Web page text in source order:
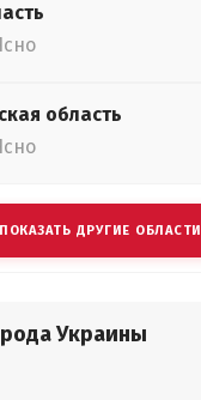
область
ПОКАЗАТЬ ДРУГИЕ ОБЛАСТИ
Украины